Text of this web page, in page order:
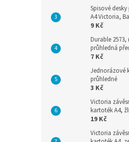
Spisové
A4 Victoria,
9 Kč
Durable
průhledná
7 Kč
Jednorázové
průhledné
3 Kč
Victoria
kartoték A4,
19 Kč
Victoria
Stolní kalendář Květiny
Skladem - expedice 2 prac.
dny
27